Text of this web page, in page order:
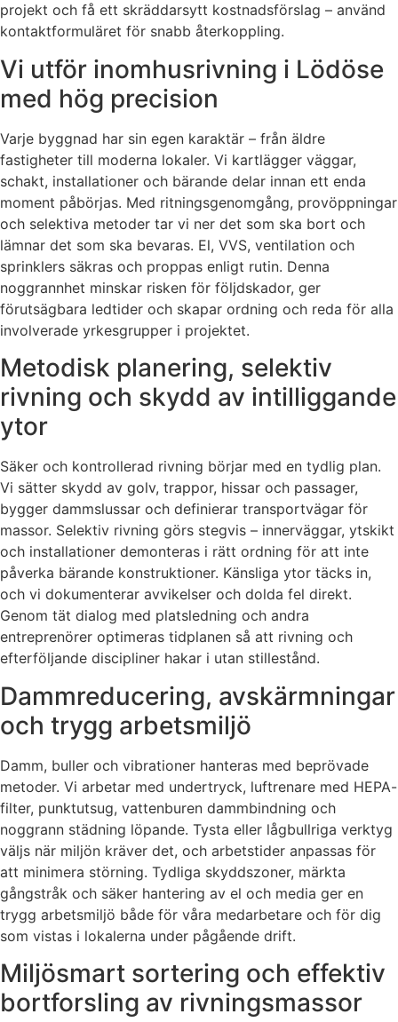
projekt och få ett skräddarsytt kostnadsförslag – använd
kontaktformuläret för snabb återkoppling.
Vi utför inomhusrivning i Lödöse
med hög precision
Varje byggnad har sin egen karaktär – från äldre
fastigheter till moderna lokaler. Vi kartlägger väggar,
schakt, installationer och bärande delar innan ett enda
moment påbörjas. Med ritningsgenomgång, provöppningar
och selektiva metoder tar vi ner det som ska bort och
lämnar det som ska bevaras. El, VVS, ventilation och
sprinklers säkras och proppas enligt rutin. Denna
noggrannhet minskar risken för följdskador, ger
förutsägbara ledtider och skapar ordning och reda för alla
involverade yrkesgrupper i projektet.
Metodisk planering, selektiv
rivning och skydd av intilliggande
ytor
Säker och kontrollerad rivning börjar med en tydlig plan.
Vi sätter skydd av golv, trappor, hissar och passager,
bygger dammslussar och definierar transportvägar för
massor. Selektiv rivning görs stegvis – innerväggar, ytskikt
och installationer demonteras i rätt ordning för att inte
påverka bärande konstruktioner. Känsliga ytor täcks in,
och vi dokumenterar avvikelser och dolda fel direkt.
Genom tät dialog med platsledning och andra
entreprenörer optimeras tidplanen så att rivning och
efterföljande discipliner hakar i utan stillestånd.
Dammreducering, avskärmningar
och trygg arbetsmiljö
Damm, buller och vibrationer hanteras med beprövade
metoder. Vi arbetar med undertryck, luftrenare med HEPA-
filter, punktutsug, vattenburen dammbindning och
noggrann städning löpande. Tysta eller lågbullriga verktyg
väljs när miljön kräver det, och arbetstider anpassas för
att minimera störning. Tydliga skyddszoner, märkta
gångstråk och säker hantering av el och media ger en
trygg arbetsmiljö både för våra medarbetare och för dig
som vistas i lokalerna under pågående drift.
Miljösmart sortering och effektiv
bortforsling av rivningsmassor